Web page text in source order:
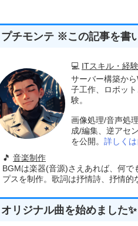
プチモンテ ※この記事を書
💻 ITスキル・経験
サーバー構築か
子工作、ロボッ
験。
画像処理/音声処
成/編集、逆アセ
を公開。 詳しく
🎵 音楽制作
BGMは楽器(音源)さえあれば、何
プスを制作。歌詞は抒情詩、抒情
オリジナル曲を始めました✨